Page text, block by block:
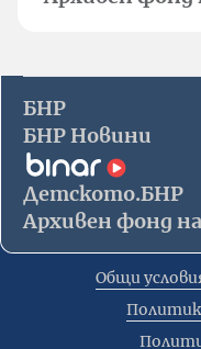
БНР
БНР Новини
Детското.БНР
Архивен фонд
Общи